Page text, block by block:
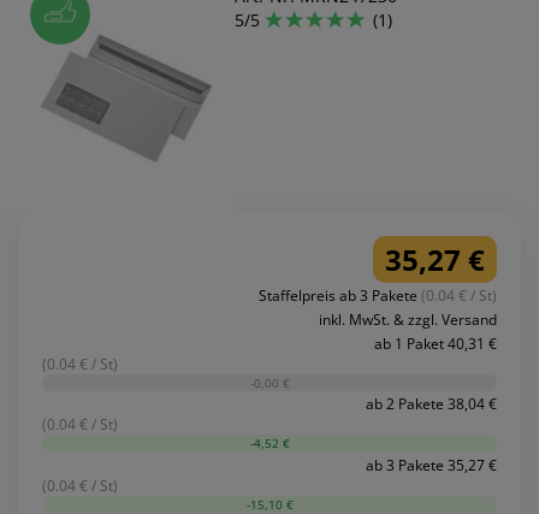
5/5
(1)
35,27 €
Staffelpreis ab 3 Pakete (0.04 € / St)
inkl. MwSt. & zzgl. Versand
ab 1 Paket 40,31 €
(0.04 € / St)
-0,00 €
ab 2 Pakete 38,04 €
(0.04 € / St)
-4,52 €
ab 3 Pakete 35,27 €
(0.04 € / St)
-15,10 €